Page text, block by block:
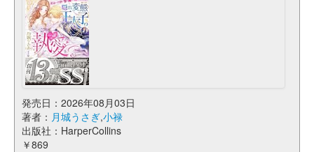
発売日：2026年08月03日
著者： 月城うさぎ,小禄
出版社：HarperCollins
￥869